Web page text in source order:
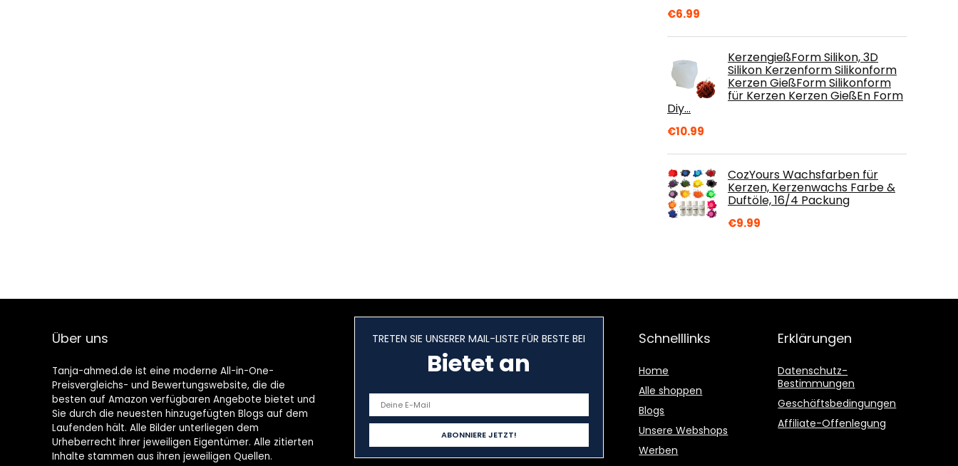
€6.99
KerzengießForm Silikon, 3D
Silikon Kerzenform Silikonform
Kerzen GießForm Silikonform
für Kerzen Kerzen GießEn Form
Diy…
€10.99
CozYours Wachsfarben für
Kerzen, Kerzenwachs Farbe &
Duftöle, 16/4 Packung
€9.99
Über uns
Tanja-ahmed.de ist eine moderne All-in-One-
Preisvergleichs- und Bewertungswebsite, die die
besten auf Amazon verfügbaren Angebote bietet und
Sie durch die neuesten hinzugefügten Blogs auf dem
Laufenden hält. Alle Bilder unterliegen dem
Urheberrecht ihrer jeweiligen Eigentümer. Alle zitierten
Inhalte stammen aus ihren jeweiligen Quellen.
TRETEN SIE UNSERER MAIL-LISTE FÜR BESTE BEI
Bietet an
Schnelllinks
Home
Alle shoppen
Blogs
Unsere Webshops
Werben
Erklärungen
Datenschutz-
Bestimmungen
Geschäftsbedingungen
Affiliate-Offenlegung